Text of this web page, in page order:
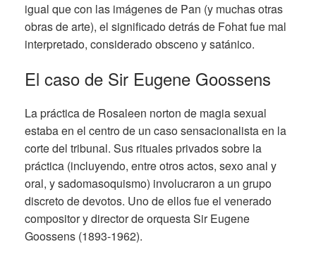
igual que con las imágenes de Pan (y muchas otras
obras de arte), el significado detrás de Fohat fue mal
interpretado, considerado obsceno y satánico.
El caso de Sir Eugene Goossens
La práctica de Rosaleen norton de magia sexual
estaba en el centro de un caso sensacionalista en la
corte del tribunal. Sus rituales privados sobre la
práctica (incluyendo, entre otros actos, sexo anal y
oral, y sadomasoquismo) involucraron a un grupo
discreto de devotos. Uno de ellos fue el venerado
compositor y director de orquesta Sir Eugene
Goossens (1893-1962).